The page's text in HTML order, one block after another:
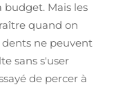
budget. Mais les
quand on
dents ne peuvent
sans s'user
de percer à